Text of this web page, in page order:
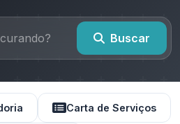
Buscar
Carta de Serviços